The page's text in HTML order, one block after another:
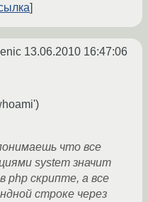
13.06.2010 16:47:06
что все
system значит
php скрипте, а все
строке через